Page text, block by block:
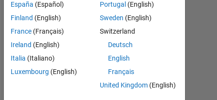
Giacalone's
Badges
File
Exchange
Badges
España (Español)
Finland (English)
France (Français)
Ireland (English)
Italia (Italiano)
Luxembourg (English)
Portugal (English)
Sweden (English)
Switzerland
Deutsch
English
Français
United Kingdom(English)